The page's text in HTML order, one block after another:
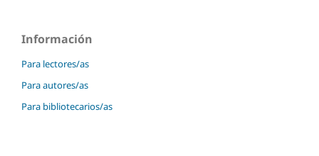
Información
Para lectores/as
Para autores/as
Para bibliotecarios/as